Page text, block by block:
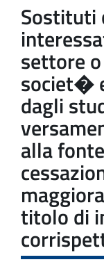
Sostituti
settore
societ�
dagli
alla
titolo di